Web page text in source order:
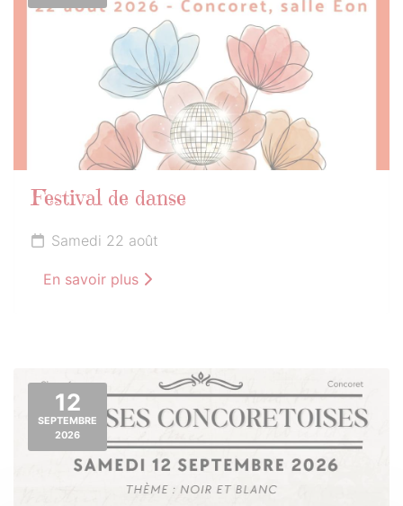
Festival de danse
Samedi 22 août
En savoir plus
12
SEPTEMBRE
2026